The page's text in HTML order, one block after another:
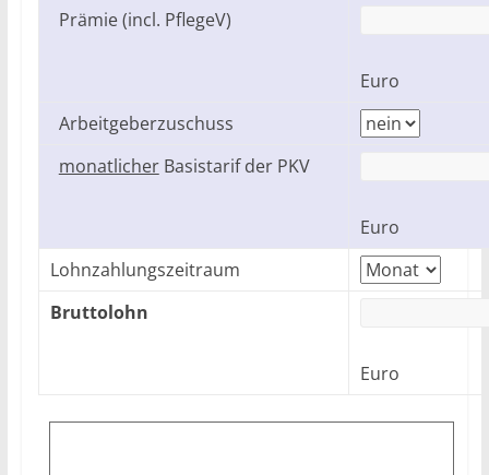
Prämie (incl. PflegeV)
Euro
Arbeitgeberzuschuss
monatlicherBasistarif der PKV
Euro
Lohnzahlungszeitraum
Bruttolohn
Euro